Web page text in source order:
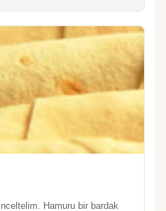
Hamuru bir bardak